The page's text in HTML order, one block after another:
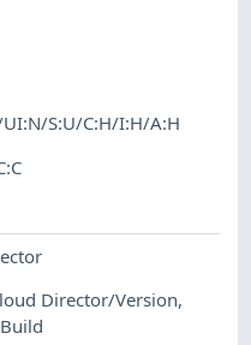
UI:N/S:U/C:H/I:H/A:H
Director/Version,